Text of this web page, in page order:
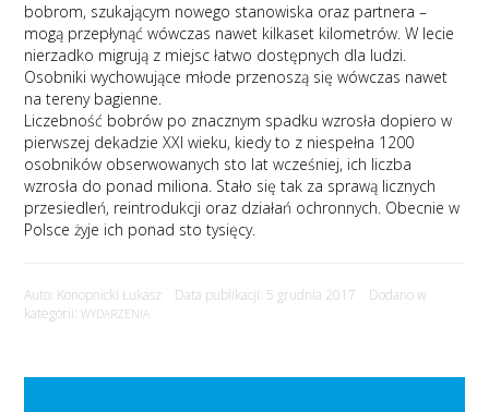
bobrom, szukającym nowego stanowiska oraz partnera –
mogą przepłynąć wówczas nawet kilkaset kilometrów. W lecie
nierzadko migrują z miejsc łatwo dostępnych dla ludzi.
Osobniki wychowujące młode przenoszą się wówczas nawet
na tereny bagienne.
Liczebność bobrów po znacznym spadku wzrosła dopiero w
pierwszej dekadzie XXI wieku, kiedy to z niespełna 1200
osobników obserwowanych sto lat wcześniej, ich liczba
wzrosła do ponad miliona. Stało się tak za sprawą licznych
przesiedleń, reintrodukcji oraz działań ochronnych. Obecnie w
Polsce żyje ich ponad sto tysięcy.
Auto: Konopnicki Łukasz Data publikacji: 5 grudnia 2017 Dodano w
kategorii:WYDARZENIA